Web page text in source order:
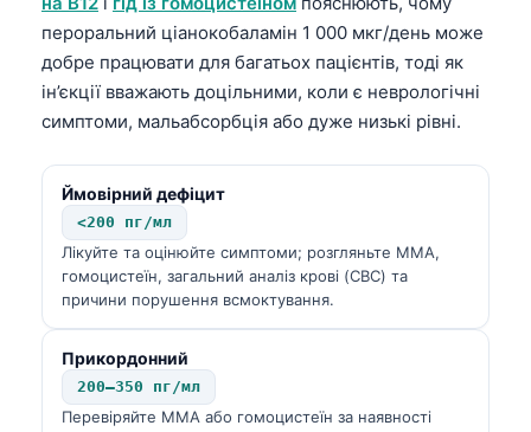
пероральний ціанокобаламін 1 000 мкг/день може
добре працювати для багатьох пацієнтів, тоді як
ін’єкції вважають доцільними, коли є неврологічні
симптоми, мальабсорбція або дуже низькі рівні.
Ймовірний дефіцит
<200 пг/мл
Лікуйте та оцінюйте симптоми; розгляньте MMA,
гомоцистеїн, загальний аналіз крові (CBC) та
причини порушення всмоктування.
Прикордонний
200–350 пг/мл
Перевіряйте MMA або гомоцистеїн за наявності